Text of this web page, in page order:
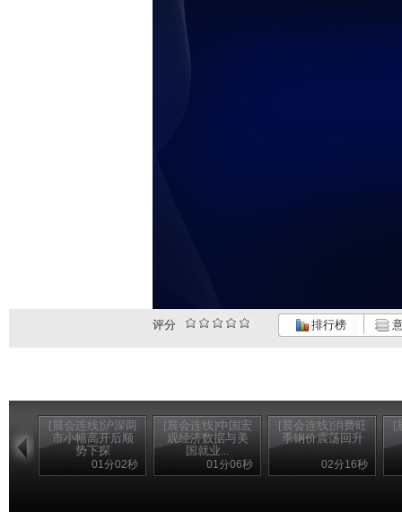
评分 排行榜
[晨会连线]沪深两
市小幅高开后顺
势下探
01分02秒
[晨会连线]中国宏
观经济数据与美
国就业...
01分06秒
[晨会连线]消费旺
季钢价震荡回升
02分16秒
[